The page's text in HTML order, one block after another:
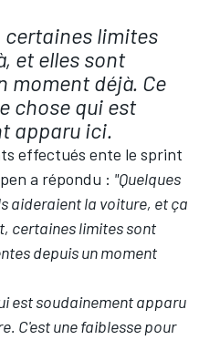
certaines limites
et elles sont
moment déjà. Ce
chose qui est
apparu ici.
effectués ente le sprint
a répondu : "Quelques
aideraient la voiture, et ça
certaines limites sont
depuis un moment
est soudainement apparu
C'est une faiblesse pour